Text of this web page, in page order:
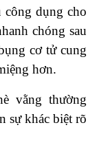
dụng cho
chóng sau
cơ tử cung
hơn.
vằng thường
sự khác biệt rõ